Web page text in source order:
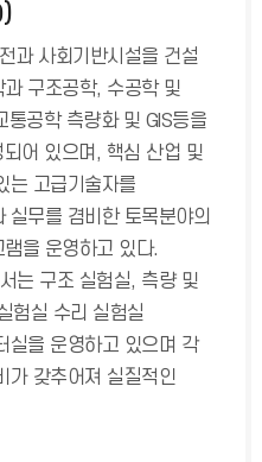
과 사회기반시설을 건설
구조공학, 수공학 및
공학 측량화 및 GIS등을
어 있으며, 핵심 산업 및
는 고급기술자를
실무를 겸비한 토목분야의
을 운영하고 있다.
는 구조 실험실, 측량 및
험실 수리 실험실
실을 운영하고 있으며 각
가 갖추어져 실질적인